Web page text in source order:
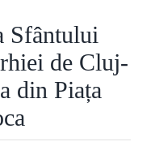
Sfântului
de Cluj-
din Piața